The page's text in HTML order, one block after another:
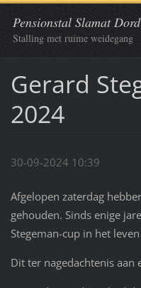
Pensionstal Slamat
Stalling met ruime weidegang
Gerard
2024
30-09-2024 10:39
Afgelopen zaterdag
gehouden. Sinds enige
Stegeman-cup in het
Dit ter nagedachtenis